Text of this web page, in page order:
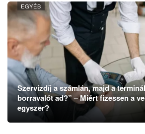
EGYÉB
Szervízdíj a számlán, majd a
borravalót ad?” – Miért fizessen a
egyszer?